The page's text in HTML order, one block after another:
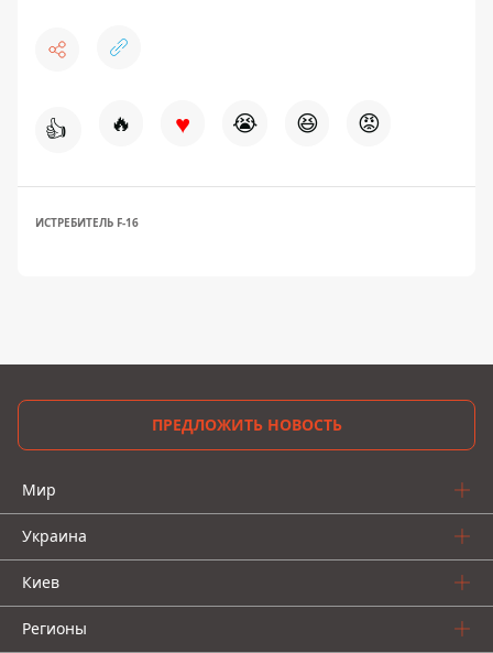
👍 🔥 ♥ 😭 😆 😡
ИСТРЕБИТЕЛЬ F-16
ПРЕДЛОЖИТЬ НОВОСТЬ
Мир
Украина
Киев
Регионы